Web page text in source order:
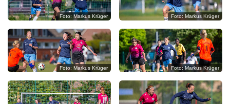
M
E
D
I
N
Foto: Markus Krüger Foto: Markus Krüger
Foto: Markus Krüger Foto: Markus Krüger